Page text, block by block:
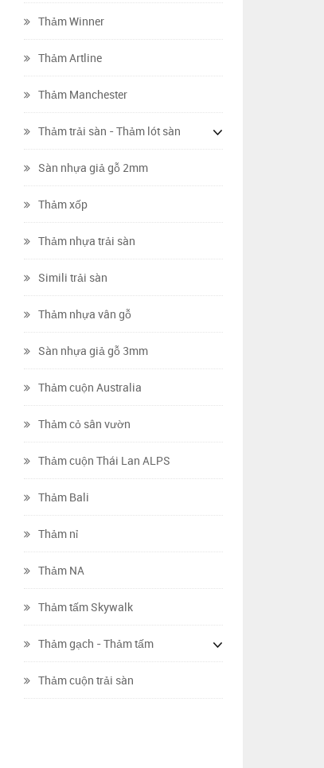
Thảm Winner
Thảm Artline
Thảm Manchester
Thảm trải sàn - Thảm lót sàn
Sàn nhựa giả gỗ 2mm
Thảm xốp
Thảm nhựa trải sàn
Simili trải sàn
Thảm nhựa vân gỗ
Sàn nhựa giả gỗ 3mm
Thảm cuộn Australia
Thảm cỏ sân vườn
Thảm cuộn Thái Lan ALPS
Thảm Bali
Thảm nỉ
Thảm NA
Thảm tấm Skywalk
Thảm gạch - Thảm tấm
Thảm cuộn trải sàn